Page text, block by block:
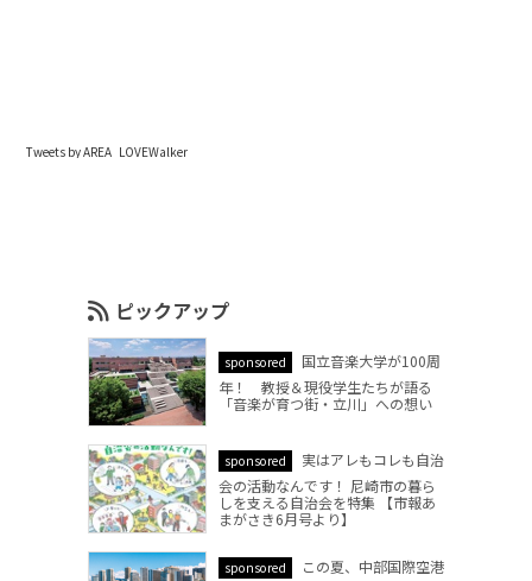
Tweets by AREA_LOVEWalker
ピックアップ
sponsored
国立音楽大学が100周
年！ 教授＆現役学生たちが語る
「音楽が育つ街・立川」への想い
sponsored
実はアレもコレも自治
会の活動なんです！ 尼崎市の暮ら
しを支える自治会を特集 【市報あ
まがさき6月号より】
sponsored
この夏、中部国際空港